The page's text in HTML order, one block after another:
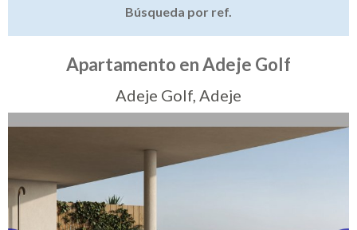
Vender mi propiedad
Destacado
+ Contáctenos
Búsqueda por ref.
Apartamento en Adeje Golf
Adeje Golf, Adeje